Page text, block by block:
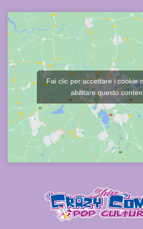
Fai clic per accettare i cookie
abilitare questo